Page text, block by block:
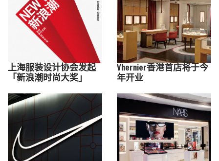
上海服装设计协会发起
「新浪潮时尚大奖」
Vhernier香港首店将于今
年开业